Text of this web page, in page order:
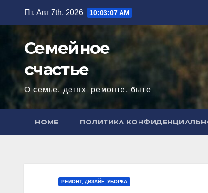
содержимому
Пт. Авг 7th, 2026 10:03:08 AM
Семейное
счастье
О семье, детях, ремонте, быте
HOME ПОЛИТИКА
РЕМОНТ, ДИЗАЙН, УБОРКА